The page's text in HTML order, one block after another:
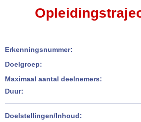
Erkenningsnummer:
Doelgroep:
Maximaal aantal deelnemers:
Duur:
Doelstellingen/Inhoud: